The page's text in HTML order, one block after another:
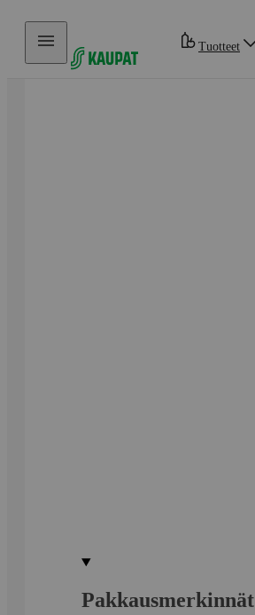
Hyppää sisältöön
Tuotteet
Pakkausmerkinnät